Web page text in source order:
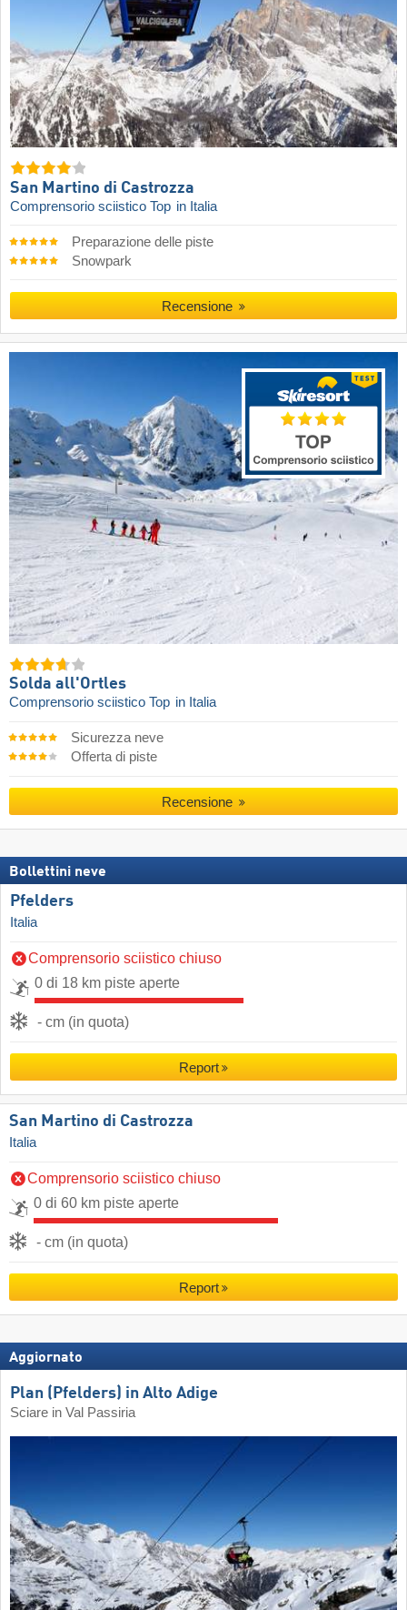
San Martino di Castrozza
Comprensorio sciistico Top in Italia
Preparazione delle piste
Snowpark
Recensione
Solda all'Ortles
Comprensorio sciistico Top in Italia
Sicurezza neve
Offerta di piste
Recensione
Bollettini neve
Pfelders
Italia
Comprensorio sciistico chiuso
0 di 18 km piste aperte
- cm (in quota)
Report
San Martino di Castrozza
Italia
Comprensorio sciistico chiuso
0 di 60 km piste aperte
- cm (in quota)
Report
Aggiornato
Plan (Pfelders) in Alto Adige
Sciare in Val Passiria